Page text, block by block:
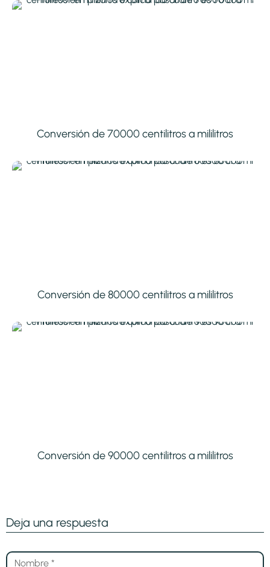
Conversión de 70000 centilitros a mililitros
Conversión de 80000 centilitros a mililitros
Conversión de 90000 centilitros a mililitros
Deja una respuesta